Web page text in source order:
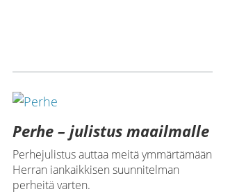
Perhe – julistus maailmalle
Perhejulistus auttaa meitä ymmärtämään
Herran iankaikkisen suunnitelman
perheitä varten.